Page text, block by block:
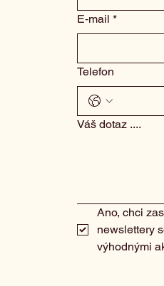
E‑mail *
Telefon
Váš dotaz ....
Ano, chci
newslettery
výhodnými